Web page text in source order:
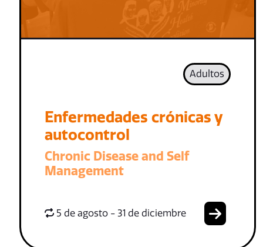
Adultos
Enfermedades crónicas y
autocontrol
Chronic Disease and Self
Management
5 de agosto - 31 de diciembre